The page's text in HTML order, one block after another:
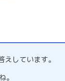
しています。
。